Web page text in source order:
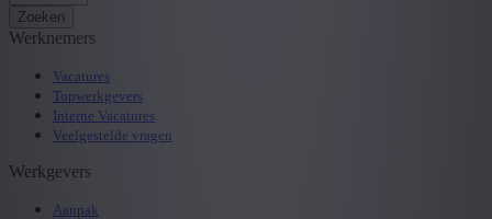
Zoeken
Werknemers
Vacatures
Topwerkgevers
Interne Vacatures
Veelgestelde vragen
Werkgevers
Aanpak